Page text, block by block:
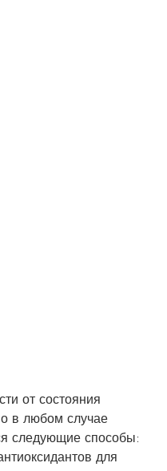
в любом случае
следующие способы:
для